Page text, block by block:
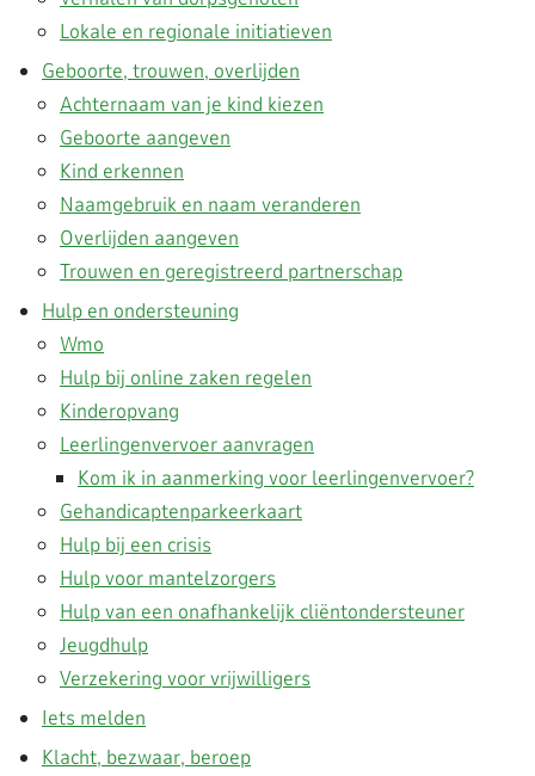
Lokale en regionale initiatieven
Geboorte, trouwen, overlijden
Achternaam van je kind kiezen
Geboorte aangeven
Kind erkennen
Naamgebruik en naam veranderen
Overlijden aangeven
Trouwen en geregistreerd partnerschap
Hulp en ondersteuning
Wmo
Hulp bij online zaken regelen
Kinderopvang
Leerlingenvervoer aanvragen
Kom ik in aanmerking voor leerlingenvervoer?
Gehandicaptenparkeerkaart
Hulp bij een crisis
Hulp voor mantelzorgers
Hulp van een onafhankelijk cliëntondersteuner
Jeugdhulp
Verzekering voor vrijwilligers
Iets melden
Klacht, bezwaar, beroep